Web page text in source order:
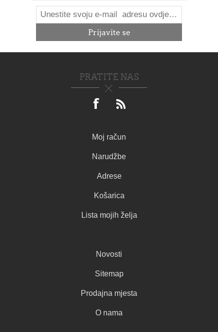
PRATITE NAS
Moj račun
Narudžbe
Adrese
Košarica
Lista mojih želja
Novosti
Sitemap
Prodajna mjesta
O nama